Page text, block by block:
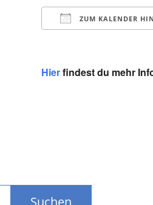
ZUM KALENDER
Hierfindest du mehr
Suchen